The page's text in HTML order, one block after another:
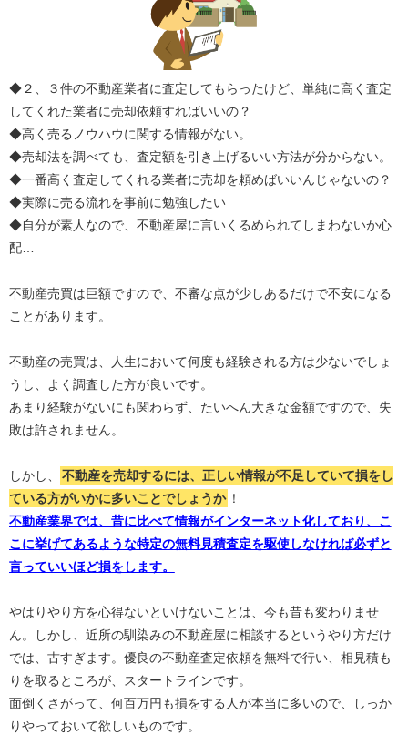
◆２、３件の不動産業者に査定してもらったけど、単純に高く査定
してくれた業者に売却依頼すればいいの？
◆高く売るノウハウに関する情報がない。
◆売却法を調べても、査定額を引き上げるいい方法が分からない。
◆一番高く査定してくれる業者に売却を頼めばいいんじゃないの？
◆実際に売る流れを事前に勉強したい
◆自分が素人なので、不動産屋に言いくるめられてしまわないか心
配…
不動産売買は巨額ですので、不審な点が少しあるだけで不安になる
ことがあります。
不動産の売買は、人生において何度も経験される方は少ないでしょ
うし、よく調査した方が良いです。
あまり経験がないにも関わらず、たいへん大きな金額ですので、失
敗は許されません。
しかし、
不動産を売却するには、正しい情報が不足していて損をし
ている方がいかに多いことでしょうか ！
不動産業界では、昔に比べて情報がインターネット化しており、こ
こに挙げてあるような特定の無料見積査定を駆使しなければ必ずと
言っていいほど損をします。
やはりやり方を心得ないといけないことは、今も昔も変わりませ
ん。しかし、近所の馴染みの不動産屋に相談するというやり方だけ
では、古すぎます。優良の不動産査定依頼を無料で行い、相見積も
りを取るところが、スタートラインです。
面倒くさがって、何百万円も損をする人が本当に多いので、しっか
りやっておいて欲しいものです。